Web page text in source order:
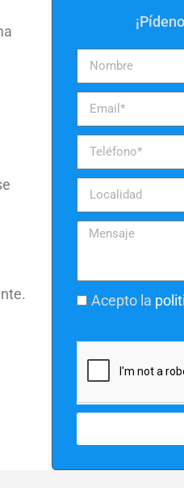
Acepto la